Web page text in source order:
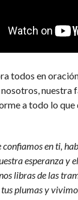
todos en
nuestra
a todo lo que
confiamos en ti,
esperanza y
libras de las
plumas y